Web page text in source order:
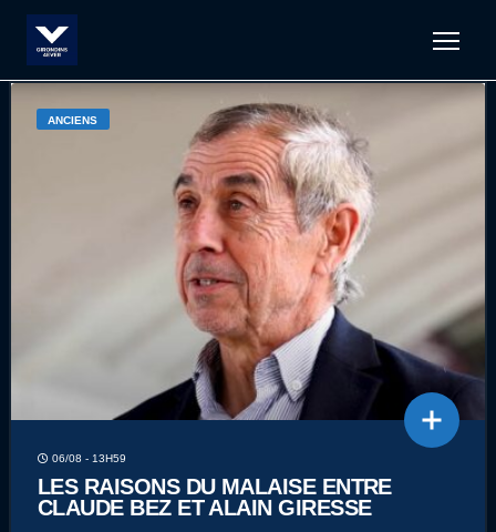
ANCIENS
06/08 - 13H59
LES RAISONS DU MALAISE ENTRE
CLAUDE BEZ ET ALAIN GIRESSE